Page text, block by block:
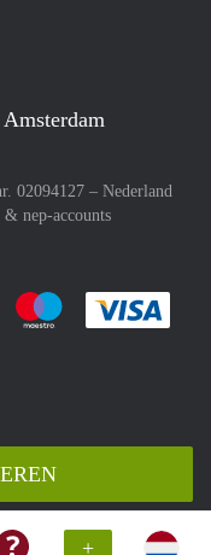
+
02094127 – Nederland
& nep-accounts
af met Paypal
Je rekent gemakkelijk af met
Je rekent